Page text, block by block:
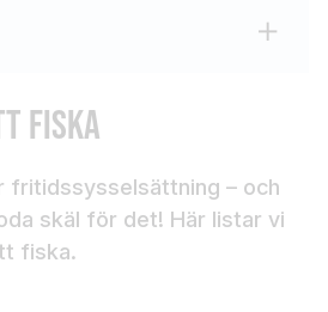
FISKA
fritidssysselsättning – och
skäl för det! Här listar vi
fiska.